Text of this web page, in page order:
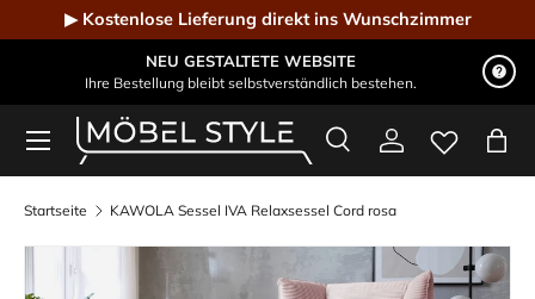
Direkt zum Inhalt
▶ Kostenlose Lieferung direkt ins Wunschzimmer
NEU GESTALTETE WEBSITE
Ihre Bestellung bleibt selbstverständlich bestehen.
Möbel Style - Der Online-Shop für Designmöbel
Suchen
SucheEinloggen
Menü
Startseite KAWOLA Sessel IVA Relaxsessel Cord rosa